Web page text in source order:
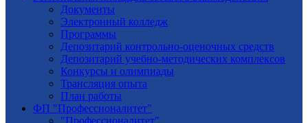
Документы
Электронный колледж
Программы
Депозитарий контрольно-оценочных средств
Депозитарий учебно-методических комплексов
Конкурсы и олимпиады
Трансляция опыта
План работы
ФП "Профессионалитет"
"Профессионалитет"